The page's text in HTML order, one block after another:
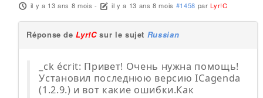
il y a 13 ans 8 mois - il y a 13 ans 8 mois #1458 parLyr!C
Réponse deLyr!Csur le sujet Russian
_ck écrit: Привет! Очень нужна помощь!
Установил последнюю версию ICagenda
(1.2.9.) и вот какие ошибки.Как